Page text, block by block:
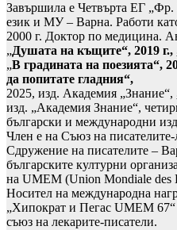
Завършила е Четвърта ЕГ
език и МУ – Варна. Работи
2000 г. Доктор по медицина.
„Душата на къщите“, 2019 г.,
„В градината на поезията“,
да попитате гладния“,
2025, изд. Академия „Знание“,
изд. „Академия Знание“,
български и международни
Член е на Съюз на
Сдружение на писателите –
българските културни
на UMEM (Union Mondiale des
Носител на международна
„Хипократ и Пегас UMEM
съюз на лекарите-писатели.